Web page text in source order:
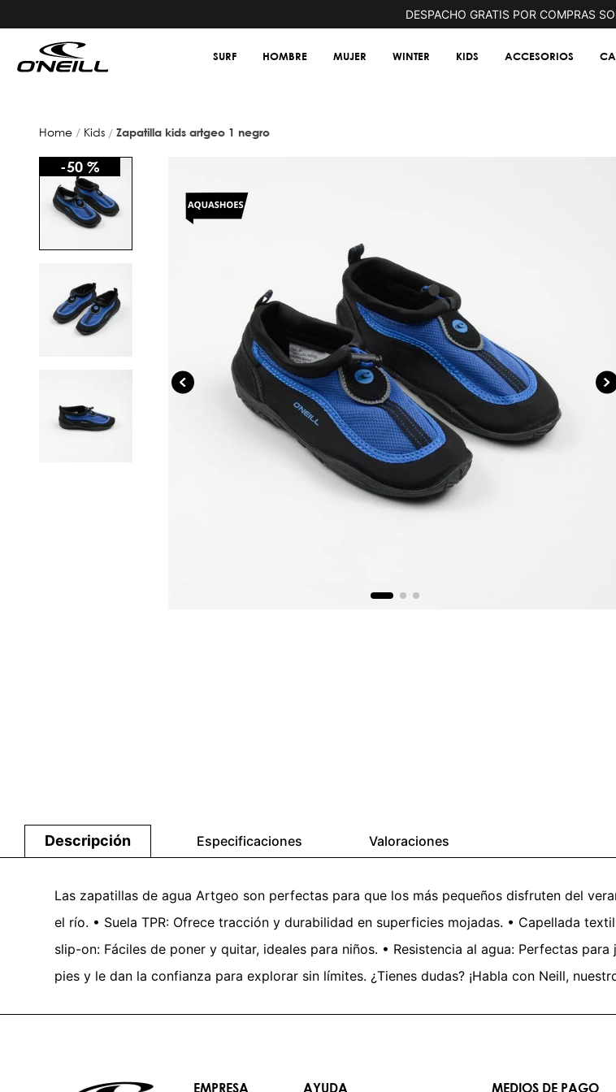
DESPACHO GRATIS POR COMPRAS
SURF HOMBRE MUJER WINTER KIDS ACCESORIOS
kids zapatilla kids artgeo 1 negro
-50 %
Descripción Especificaciones Valoraciones
Las zapatillas de agua Artgeo son perfectas para que los más pequeños disfruten del
el río. • Suela TPR: Ofrece tracción y durabilidad en superficies mojadas. • Capellada
slip-on: Fáciles de poner y quitar, ideales para niños. • Resistencia al agua: Perfectas
pies y le dan la confianza para explorar sin límites. ¿Tienes dudas? ¡Habla con Neill,
EMPRESA AYUDA MEDIOS DE PAGO